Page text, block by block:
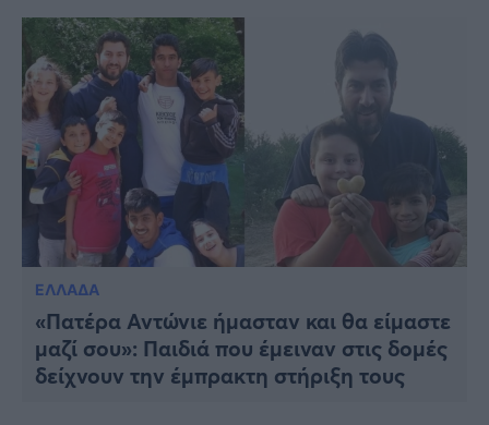
ΕΛΛΑΔΑ
«Πατέρα Αντώνιε ήμασταν και θα είμαστε
μαζί σου»: Παιδιά που έμειναν στις δομές
δείχνουν την έμπρακτη στήριξη τους